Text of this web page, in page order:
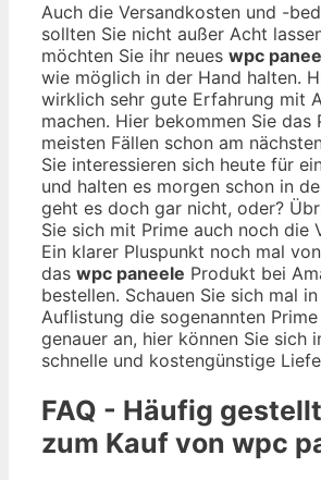
Auch die Versandkosten und -
sollten Sie nicht außer Acht
möchten Sie ihr neues wpc
wie möglich in der Hand halten.
wirklich sehr gute Erfahrung mit
machen. Hier bekommen Sie das
meisten Fällen schon am
Sie interessieren sich heute für
und halten es morgen schon in
geht es doch gar nicht, oder?
Sie sich mit Prime auch noch die
Ein klarer Pluspunkt noch mal
das wpc paneele Produkt bei
bestellen. Schauen Sie sich mal
Auflistung die sogenannten
genauer an, hier können Sie sich
schnelle und kostengünstige
FAQ - Häufig
zum Kauf von wpc